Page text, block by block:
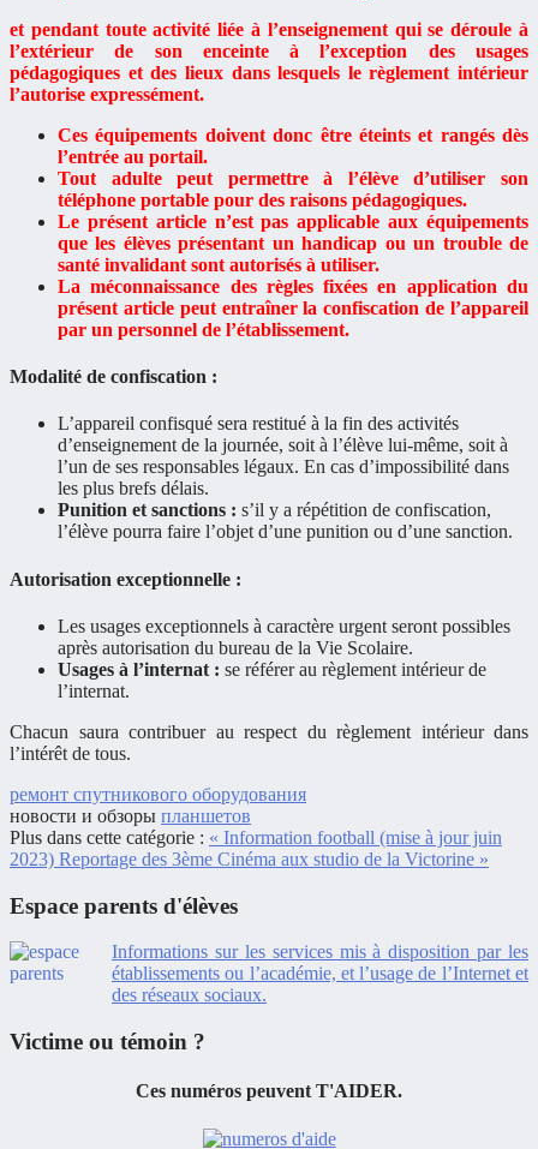
et pendant toute activité liée à l’enseignement qui se déroule à
l’extérieur de son enceinte à l’exception des usages
pédagogiques et des lieux dans lesquels le règlement intérieur
l’autorise expressément.
Ces équipements doivent donc être éteints et rangés dès
l’entrée au portail.
Tout adulte peut permettre à l’élève d’utiliser son
téléphone portable pour des raisons pédagogiques.
Le présent article n’est pas applicable aux équipements
que les élèves présentant un handicap ou un trouble de
santé invalidant sont autorisés à utiliser.
La méconnaissance des règles fixées en application du
présent article peut entraîner la confiscation de l’appareil
par un personnel de l’établissement.
Modalité de confiscation :
L’appareil confisqué sera restitué à la fin des activités
d’enseignement de la journée, soit à l’élève lui-même, soit à
l’un de ses responsables légaux. En cas d’impossibilité dans
les plus brefs délais.
Punition et sanctions : s’il y a répétition de confiscation,
l’élève pourra faire l’objet d’une punition ou d’une sanction.
Autorisation exceptionnelle :
Les usages exceptionnels à caractère urgent seront possibles
après autorisation du bureau de la Vie Scolaire.
Usages à l’internat : se référer au règlement intérieur de
l’internat.
Chacun saura contribuer au respect du règlement intérieur dans
l’intérêt de tous.
ремонт спутникового оборудования
новости и обзоры планшетов
Plus dans cette catégorie : « Information football (mise à jour juin
2023) Reportage des 3ème Cinéma aux studio de la Victorine »
Espace parents d'élèves
Informations sur les services mis à disposition par les
établissements ou l’académie, et l’usage de l’Internet et
des réseaux sociaux.
Victime ou témoin ?
Ces numéros peuvent T'AIDER.